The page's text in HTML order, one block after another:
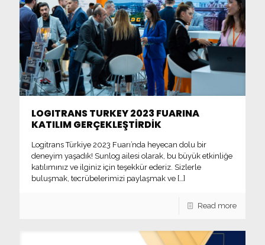
LOGITRANS TURKEY 2023 FUARINA
KATILIM GERÇEKLEŞTİRDİK
Logitrans Türkiye 2023 Fuarı’nda heyecan dolu bir
deneyim yaşadık! Sunlog ailesi olarak, bu büyük etkinliğe
katılımınız ve ilginiz için teşekkür ederiz. Sizlerle
buluşmak, tecrübelerimizi paylaşmak ve […]
Read more